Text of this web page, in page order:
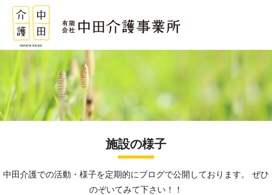
施設の様子
中田介護での活動・様子を定期的にブログで公開しております。 ぜひ
のぞいてみて下さい！！